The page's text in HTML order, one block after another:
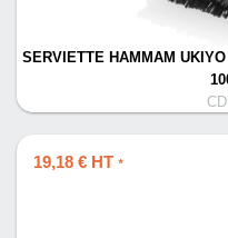
SERVIETTE HAMMAM
19,18 € HT *